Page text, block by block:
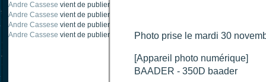
Andre Cassese vient de publier "
Andre Cassese vient de publier "
Andre Cassese vient de publier "
Andre Cassese vient de publier " Protuberance explosive 9 juin 2021 lunette
Photo prise le mardi 30
[Appareil photo numérique]
BAADER - 350D baader